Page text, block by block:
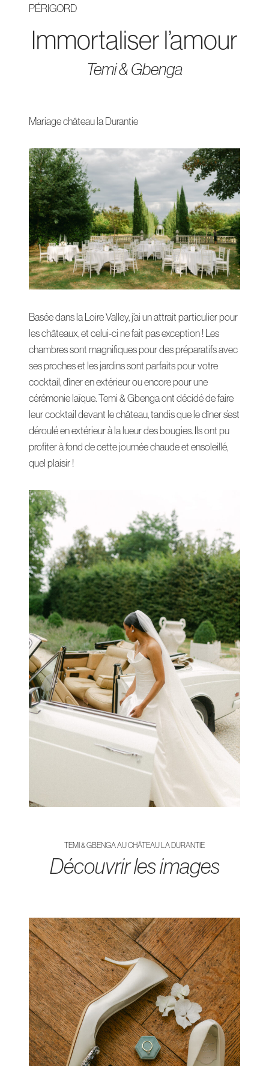
PÉRIGORD
Immortaliser l’amour
Temi & Gbenga
Mariage château la Durantie
Basée dans la Loire Valley, j’ai un attrait particulier pour
les châteaux, et celui-ci ne fait pas exception ! Les
chambres sont magnifiques pour des préparatifs avec
ses proches et les jardins sont parfaits pour votre
cocktail, dîner en extérieur ou encore pour une
cérémonie laïque. Temi & Gbenga ont décidé de faire
leur cocktail devant le château, tandis que le dîner s’est
déroulé en extérieur à la lueur des bougies. Ils ont pu
profiter à fond de cette journée chaude et ensoleillé,
quel plaisir !
TEMI & GBENGA AU CHÂTEAU LA DURANTIE
Découvrir les images